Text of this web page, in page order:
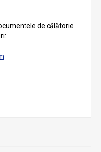
de călătorie